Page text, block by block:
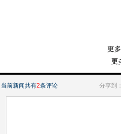
当前新闻共有2条评论 分享到：